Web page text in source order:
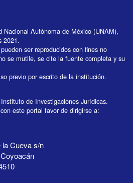
Nacional Autónoma de México (UNAM),
2021.
ser reproducidos con fines no
se mutile, se cite la fuente completa y su
previo por escrito de la institución.
de Investigaciones Jurídicas.
este portal favor de dirigirse a:
Cueva s/n